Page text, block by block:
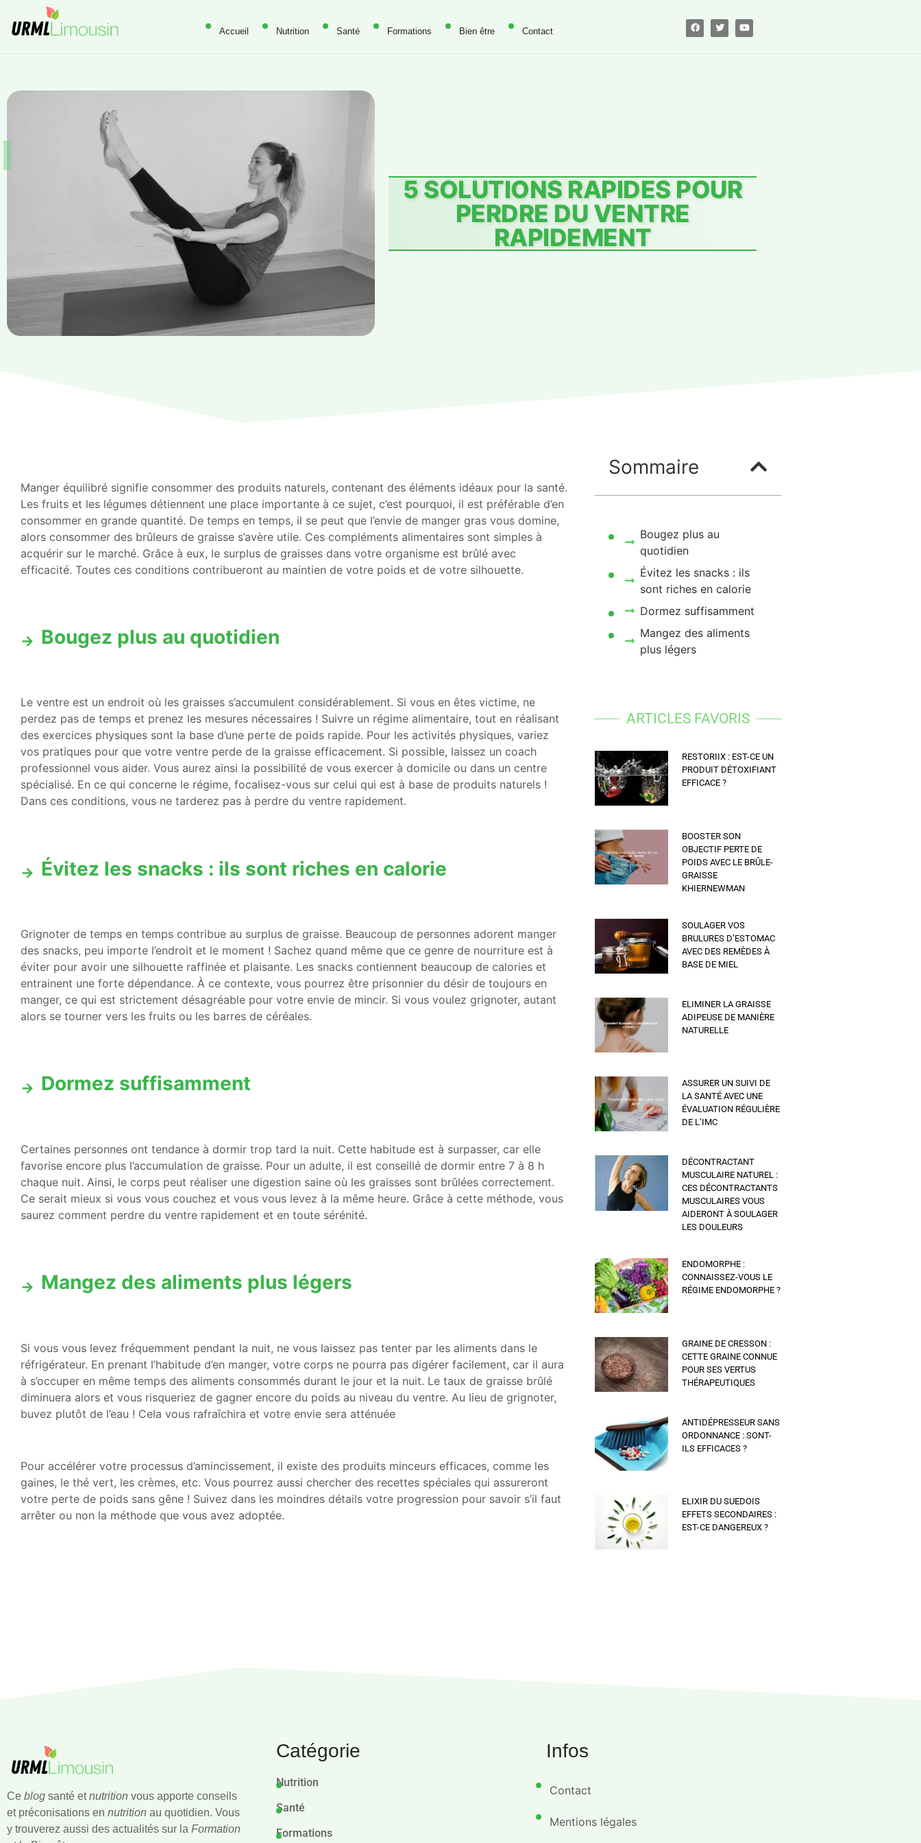
Accueil Nutrition Santé Formations Bien être Contact
5 SOLUTIONS RAPIDES POUR
PERDRE DU VENTRE
RAPIDEMENT
Manger équilibré signifie consommer des produits naturels, contenant des éléments idéaux pour la santé.
Les fruits et les légumes détiennent une place importante à ce sujet, c’est pourquoi, il est préférable d’en
consommer en grande quantité. De temps en temps, il se peut que l’envie de manger gras vous domine,
alors consommer des brûleurs de graisse s’avère utile. Ces compléments alimentaires sont simples à
acquérir sur le marché. Grâce à eux, le surplus de graisses dans votre organisme est brûlé avec
efficacité. Toutes ces conditions contribueront au maintien de votre poids et de votre silhouette.
Bougez plus au quotidien
Le ventre est un endroit où les graisses s’accumulent considérablement. Si vous en êtes victime, ne
perdez pas de temps et prenez les mesures nécessaires ! Suivre un régime alimentaire, tout en réalisant
des exercices physiques sont la base d’une perte de poids rapide. Pour les activités physiques, variez
vos pratiques pour que votre ventre perde de la graisse efficacement. Si possible, laissez un coach
professionnel vous aider. Vous aurez ainsi la possibilité de vous exercer à domicile ou dans un centre
spécialisé. En ce qui concerne le régime, focalisez-vous sur celui qui est à base de produits naturels !
Dans ces conditions, vous ne tarderez pas à perdre du ventre rapidement.
Évitez les snacks : ils sont riches en calorie
Grignoter de temps en temps contribue au surplus de graisse. Beaucoup de personnes adorent manger
des snacks, peu importe l’endroit et le moment ! Sachez quand même que ce genre de nourriture est à
éviter pour avoir une silhouette raffinée et plaisante. Les snacks contiennent beaucoup de calories et
entrainent une forte dépendance. À ce contexte, vous pourrez être prisonnier du désir de toujours en
manger, ce qui est strictement désagréable pour votre envie de mincir. Si vous voulez grignoter, autant
alors se tourner vers les fruits ou les barres de céréales.
Dormez suffisamment
Certaines personnes ont tendance à dormir trop tard la nuit. Cette habitude est à surpasser, car elle
favorise encore plus l’accumulation de graisse. Pour un adulte, il est conseillé de dormir entre 7 à 8 h
chaque nuit. Ainsi, le corps peut réaliser une digestion saine où les graisses sont brûlées correctement.
Ce serait mieux si vous vous couchez et vous vous levez à la même heure. Grâce à cette méthode, vous
saurez comment perdre du ventre rapidement et en toute sérénité.
Mangez des aliments plus légers
Si vous vous levez fréquemment pendant la nuit, ne vous laissez pas tenter par les aliments dans le
réfrigérateur. En prenant l’habitude d’en manger, votre corps ne pourra pas digérer facilement, car il aura
à s’occuper en même temps des aliments consommés durant le jour et la nuit. Le taux de graisse brûlé
diminuera alors et vous risqueriez de gagner encore du poids au niveau du ventre. Au lieu de grignoter,
buvez plutôt de l’eau ! Cela vous rafraîchira et votre envie sera atténuée
Pour accélérer votre processus d’amincissement, il existe des produits minceurs efficaces, comme les
gaines, le thé vert, les crèmes, etc. Vous pourrez aussi chercher des recettes spéciales qui assureront
votre perte de poids sans gêne ! Suivez dans les moindres détails votre progression pour savoir s’il faut
arrêter ou non la méthode que vous avez adoptée.
Sommaire
Bougez plus au
quotidien
Évitez les snacks : ils
sont riches en calorie
Dormez suffisamment
Mangez des aliments
plus légers
ARTICLES FAVORIS
RESTORIIX : EST-CE UN
PRODUIT DÉTOXIFIANT
EFFICACE ?
BOOSTER SON
OBJECTIF PERTE DE
POIDS AVEC LE BRÛLE-
GRAISSE
KHIERNEWMAN
SOULAGER VOS
BRULURES D’ESTOMAC
AVEC DES REMÈDES À
BASE DE MIEL
ELIMINER LA GRAISSE
ADIPEUSE DE MANIÈRE
NATURELLE
ASSURER UN SUIVI DE
LA SANTÉ AVEC UNE
ÉVALUATION RÉGULIÈRE
DE L’IMC
DÉCONTRACTANT
MUSCULAIRE NATUREL :
CES DÉCONTRACTANTS
MUSCULAIRES VOUS
AIDERONT À SOULAGER
LES DOULEURS
ENDOMORPHE :
CONNAISSEZ-VOUS LE
RÉGIME ENDOMORPHE ?
GRAINE DE CRESSON :
CETTE GRAINE CONNUE
POUR SES VERTUS
THÉRAPEUTIQUES
ANTIDÉPRESSEUR SANS
ORDONNANCE : SONT-
ILS EFFICACES ?
ELIXIR DU SUEDOIS
EFFETS SECONDAIRES :
EST-CE DANGEREUX ?
Ce blog santé etnutrition vous apporte conseils
et préconisations en nutrition au quotidien. Vous
y trouverez aussi des actualités sur la Formation
Catégorie
Nutrition
Santé
Formations
Infos
Contact
Mentions légales